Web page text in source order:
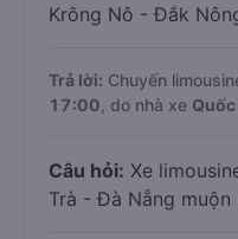
Krông Nô - Đắk
Trả lời: Chuyến
17:00 , do nhà xe
Câu hỏi: Xe
Trà - Đà Nẵng muộn